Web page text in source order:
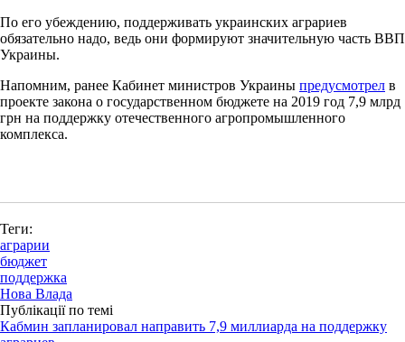
По его убеждению, поддерживать украинских аграриев
обязательно надо, ведь они формируют значительную часть ВВП
Украины.
Напомним, ранее Кабинет министров Украины предусмотрел в
проекте закона о государственном бюджете на 2019 год 7,9 млрд
грн на поддержку отечественного агропромышленного
комплекса.
Теги:
аграрии
бюджет
поддержка
Нова Влада
Публікації по темі
Кабмин запланировал направить 7,9 миллиарда на поддержку